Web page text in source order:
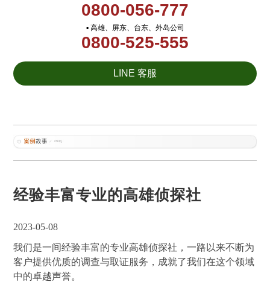
0800-056-777
▪ 高雄、屏东、台东、外岛公司
0800-525-555
LINE 客服
经验丰富专业的高雄侦探社
2023-05-08
我们是一间经验丰富的专业高雄侦探社，一路以来不断为
客户提供优质的调查与取证服务，成就了我们在这个领域
中的卓越声誉。